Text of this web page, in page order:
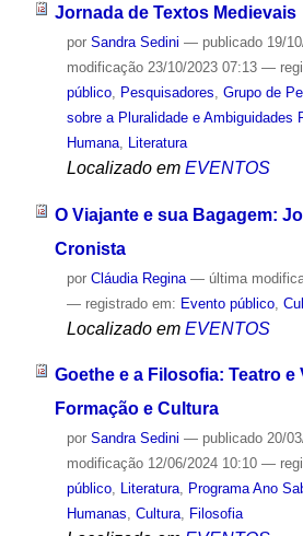
Jornada de Textos Medievais
por Sandra Sedini — publicado19/
modificação23/10/2023 07:13 —
público, Pesquisadores Grupo de
sobre a Pluralidade e Ambiguidades
Humana, Literatura
Localizado em EVENTOS
O Viajante e sua Bagagem:
Cronista
por Cláudia Regina — última
— registrado em: Evento público,
Localizado em EVENTOS
Goethe e a Filosofia: Teatro e
Formação e Cultura
por Sandra Sedini — publicado20/
modificação12/06/2024 10:10 —
público, Literatura, Programa Ano
Humanas, Cultura, Filosofia